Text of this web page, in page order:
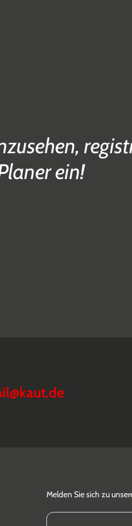
ein!
Melden Sie sich zu